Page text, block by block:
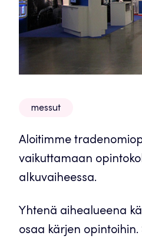
messut
Aloitimme
vaikuttamaan
alkuvaiheessa.
Yhtenä aihealueena
osaa kärjen opintoihin.